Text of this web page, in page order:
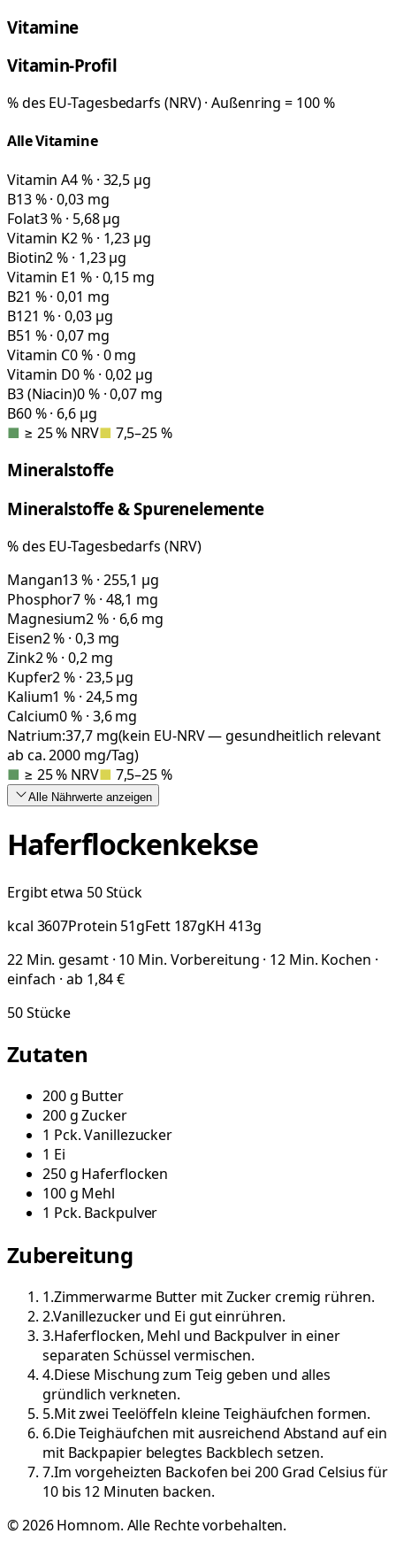
Vitamine
Vitamin-Profil
% des EU-Tagesbedarfs (NRV) · Außenring = 100 %
Alle Vitamine
Vitamin A4 % · 32,5 µg
B13 % · 0,03 mg
Folat3 % · 5,68 µg
Vitamin K2 % · 1,23 µg
Biotin2 % · 1,23 µg
Vitamin E1 % · 0,15 mg
B21 % · 0,01 mg
B121 % · 0,03 µg
B51 % · 0,07 mg
Vitamin C0 % · 0 mg
Vitamin D0 % · 0,02 µg
B3 (Niacin)0 % · 0,07 mg
B60 % · 6,6 µg
■ ≥ 25 % NRV■ 7,5–25 %
Mineralstoffe
Mineralstoffe & Spurenelemente
% des EU-Tagesbedarfs (NRV)
Mangan13 % · 255,1 µg
Phosphor7 % · 48,1 mg
Magnesium2 % · 6,6 mg
Eisen2 % · 0,3 mg
Zink2 % · 0,2 mg
Kupfer2 % · 23,5 µg
Kalium1 % · 24,5 mg
Calcium0 % · 3,6 mg
Natrium:37,7mg(kein EU-NRV — gesundheitlich relevant
ab ca. 2000 mg/Tag)
■ ≥ 25 % NRV■ 7,5–25 %
Alle Nährwerte anzeigen
Haferflockenkekse
Ergibt etwa 50 Stück
kcal 3607Protein 51gFett 187gKH 413g
22 Min. gesamt · 10 Min. Vorbereitung · 12 Min. Kochen ·
einfach · ab 1,84 €
50Stücke
Zutaten
200g Butter
200gZucker
1 Pck.Vanillezucker
1 Ei
250g Haferflocken
100g Mehl
1 Pck. Backpulver
Zubereitung
1.Zimmerwarme Butter mit Zucker cremig rühren.
2.Vanillezucker und Ei gut einrühren.
3.Haferflocken, Mehl und Backpulver in einer
separaten Schüssel vermischen.
4.Diese Mischung zum Teig geben und alles
gründlich verkneten.
5.Mit zwei Teelöffeln kleine Teighäufchen formen.
6.Die Teighäufchen mit ausreichend Abstand auf ein
mit Backpapier belegtes Backblech setzen.
7.Im vorgeheizten Backofen bei 200 Grad Celsius für
10 bis 12 Minuten backen.
©2026Homnom. Alle Rechte vorbehalten.